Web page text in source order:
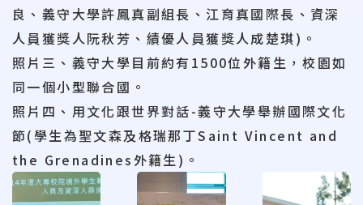
良、義守大學許鳳真副組長、江育真國際長、資深
人員獲獎人阮秋芳、績優人員獲獎人成楚琪)。
照片三、義守大學目前約有1500位外籍生，校園如
同一個小型聯合國。
照片四、用文化跟世界對話-義守大學舉辦國際文化
節(學生為聖文森及格瑞那丁Saint Vincent and
the Grenadines外籍生)。